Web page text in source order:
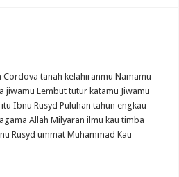
Cordova tanah kelahiranmu Namamu
jiwamu Lembut tutur katamu Jiwamu
Ibnu Rusyd Puluhan tahun engkau
Allah Milyaran ilmu kau timba
Rusyd ummat Muhammad Kau